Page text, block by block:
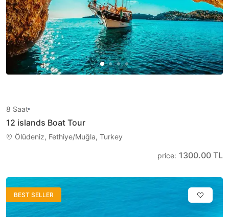
8 Saat
12 islands Boat Tour
Ölüdeniz, Fethiye/Muğla, Turkey
price: 1300.00 TL
BEST SELLER